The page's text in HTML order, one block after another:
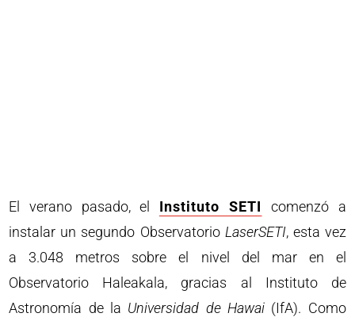
El verano pasado, el Instituto SETI
comenzó a
instalar un segundo Observatorio LaserSETI, esta vez
a 3.048 metros sobre el nivel del mar en el
Observatorio Haleakala, gracias al Instituto de
Astronomía de la Universidad de Hawai (IfA). Como